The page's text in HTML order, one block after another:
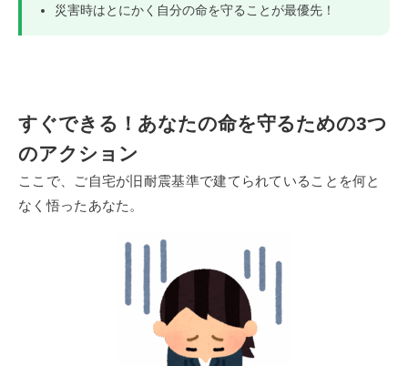
災害時はとにかく自分の命を守ることが最優先！
すぐできる！あなたの命を守るための3つ
のアクション
ここで、ご自宅が旧耐震基準で建てられていることを何と
なく悟ったあなた。